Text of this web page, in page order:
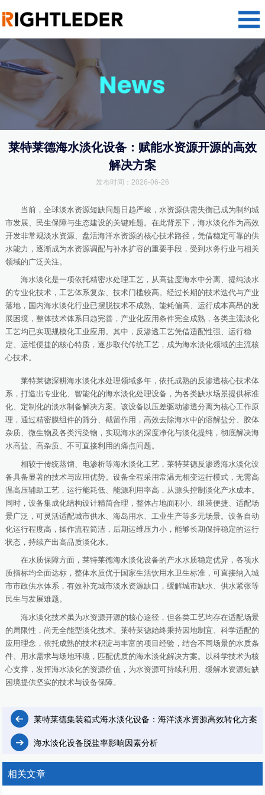
莱特莱德海水淡化设备：赋能水资源开源的高效
解决方案
发布时间：2026-06-26
当前，全球淡水资源短缺问题日趋严峻，水资源供需失衡已成为制约城
市发展、民生保障与生态建设的关键难题。在此背景下，海水淡化作为高效
开发非常规淡水资源、盘活海洋水资源的核心技术路径，凭借稳定可靠的供
水能力，逐渐成为水资源调配与补水扩容的重要手段，受到水务行业与相关
领域的广泛关注。
海水淡化是一项依托精密水处理工艺，从高盐度海水中分离、提纯淡水
的专业化技术，工艺体系复杂、技术门槛较高。经过长期的技术迭代与产业
落地，国内海水淡化行业已摆脱技术不成熟、能耗偏高、运行成本高昂的发
展困境，整体技术体系日趋完善，产业化应用条件完全成熟，各类主流淡化
工艺均已实现规模化工业应用。其中，反渗透工艺凭借适配性强、运行稳
定、运维便捷的核心特质，逐步取代传统工艺，成为海水淡化领域的主流核
心技术。
莱特莱德深耕海水淡化水处理领域多年，依托成熟的反渗透核心技术体
系，打造出专业化、智能化的海水淡化处理设备，为各类缺水场景提供标准
化、定制化的淡水制备解决方案。该设备以压差驱动渗透分离为核心工作原
理，通过精密膜组件的筛分、截留作用，高效去除海水中的溶解盐分、胶体
杂质、微生物及各类污染物，实现海水的深度净化与淡化提纯，彻底解决海
水高盐、高杂质、不可直接利用的痛点问题。
相较于传统蒸馏、电渗析等海水淡化工艺，莱特莱德反渗透海水淡化设
备具备显著的技术与应用优势。设备全程采用常温无相变运行模式，无需高
温高压辅助工艺，运行能耗低、能源利用率高，从源头控制淡化产水成本。
同时，设备集成化结构设计精简合理，整体占地面积小、组装便捷、适配场
景广泛，可灵活适配城市供水、海岛用水、工业生产等多元场景。设备自动
化运行程度高，操作流程简洁，后期运维压力小，能够长期保持稳定的运行
状态，持续产出高品质淡化水。
在水质保障方面，莱特莱德海水淡化设备的产水水质稳定优异，各项水
质指标均全面达标，整体水质优于国家生活饮用水卫生标准，可直接纳入城
市市政供水体系，有效补充城市淡水资源缺口，缓解城市缺水、供水紧张等
民生与发展难题。
海水淡化技术虽为水资源开源的核心途径，但各类工艺均存在适配场景
的局限性，尚无全能型淡化技术。莱特莱德始终秉持因地制宜、科学适配的
应用理念，依托成熟的技术积淀与丰富的项目经验，结合不同场景的水质条
件、用水需求与场地环境，匹配优质的海水淡化解决方案。以科学技术为核
心支撑，发挥海水淡化的资源价值，为水资源可持续利用、缓解水资源短缺
困境提供坚实的技术与设备保障。
莱特莱德集装箱式海水淡化设备：海洋淡水资源高效转化方案
海水淡化设备脱盐率影响因素分析
相关文章